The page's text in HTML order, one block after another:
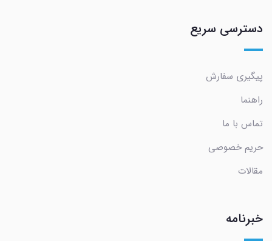
دسترسی سریع
پیگیری سفارش
راهنما
تماس با ما
حریم خصوصی
مقالات
خبرنامه